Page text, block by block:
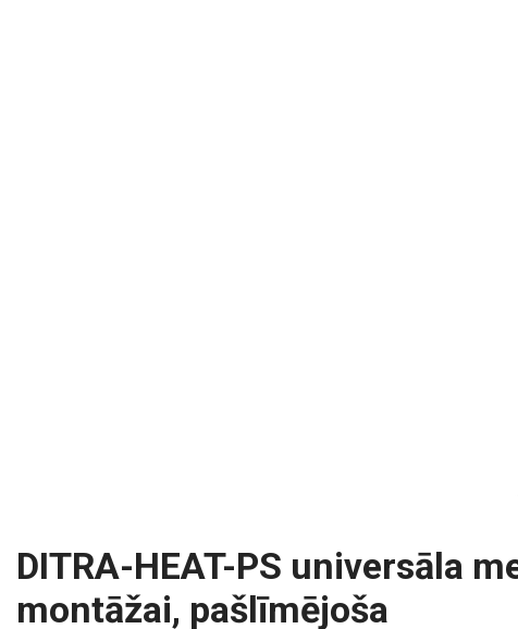
DITRA-HEAT-PS universāla
montāžai, pašlīmējoša